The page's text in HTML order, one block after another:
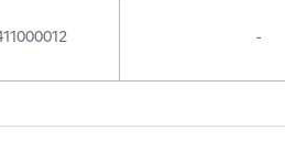
-